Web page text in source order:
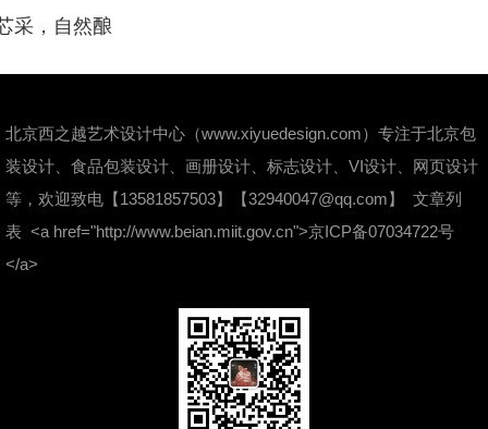
采，自然酿
北京西之越艺术设计中心（www.xiyuedesign.com）专注于北京包
装设计、食品包装设计、画册设计、标志设计、VI设计、网页设计
等，欢迎致电【13581857503】
【32940047@qq.com】
文章列
表 <a href="http://www.beian.miit.gov.cn">京ICP备07034722号
</a>